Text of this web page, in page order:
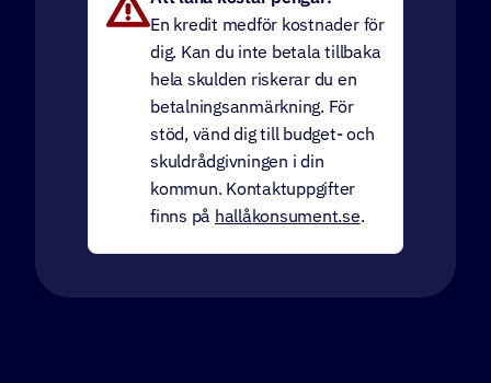
En kredit medför kostnader för
dig. Kan du inte betala tillbaka
hela skulden riskerar du en
betalningsanmärkning. För
stöd, vänd dig till budget- och
skuldrådgivningen i din
kommun. Kontaktuppgifter
finns på hallåkonsument.se.